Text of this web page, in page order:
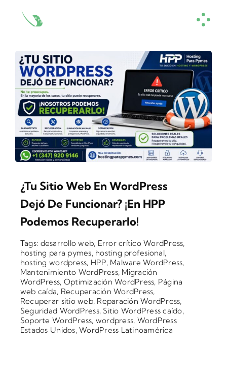
¿Tu Sitio Web En WordPress
Dejó De Funcionar? ¡En HPP
Podemos Recuperarlo!
Tags: desarrollo web, Error crítico WordPress,
hosting para pymes, hosting profesional,
hosting wordpress, HPP, Malware WordPress,
Mantenimiento WordPress, Migración
WordPress, Optimización WordPress, Página
web caída, Recuperación WordPress,
Recuperar sitio web, Reparación WordPress,
Seguridad WordPress, Sitio WordPress caído,
Soporte WordPress, wordpress, WordPress
Estados Unidos,WordPress Latinoamérica